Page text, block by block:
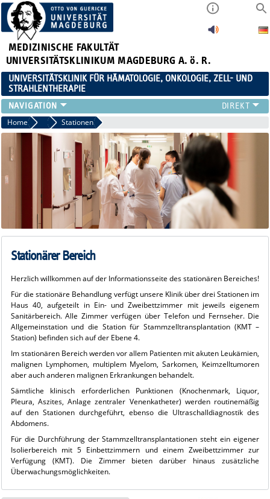
MEDIZINISCHE FAKULTÄT
UNIVERSITÄTSKLINIKUM MAGDEBURG A. ö. R.
UNIVERSITÄTSKLINIK FÜR HÄMATOLOGIE, ONKOLOGIE, ZELL- UND
STRAHLENTHERAPIE
KLINIK
FORSCHUNG
STELLENANGEBOTE
Home Klinik Stationen
Stationärer Bereich
Herzlich willkommen auf der Informationsseite des stationären Bereiches!
Für die stationäre Behandlung verfügt unsere Klinik über drei Stationen im
Haus 40, aufgeteilt in Ein- und Zweibettzimmer mit jeweils eigenem
Sanitärbereich. Alle Zimmer verfügen über Telefon und Fernseher. Die
Allgemeinstation und die Station für Stammzelltransplantation (KMT –
Station) befinden sich auf der Ebene 4.
Im stationären Bereich werden vor allem Patienten mit akuten Leukämien,
malignen Lymphomen, multiplem Myelom, Sarkomen, Keimzelltumoren
aber auch anderen malignen Erkrankungen behandelt.
Sämtliche klinisch erforderlichen Punktionen (Knochenmark, Liquor,
Pleura, Aszites, Anlage zentraler Venenkatheter) werden routinemäßig
auf den Stationen durchgeführt, ebenso die Ultraschalldiagnostik des
Abdomens.
Für die Durchführung der Stammzelltransplantationen steht ein eigener
Isolierbereich mit 5 Einbettzimmern und einem Zweibettzimmer zur
Verfügung (KMT). Die Zimmer bieten darüber hinaus zusätzliche
Überwachungsmöglichkeiten.